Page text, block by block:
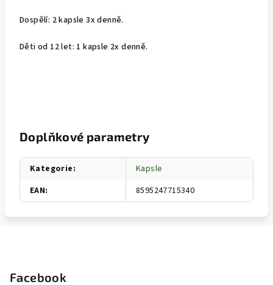
Dospělí: 2 kapsle 3x denně.
Děti od 12 let: 1 kapsle 2x denně.
Doplňkové parametry
Kategorie:
Kapsle
EAN: 8595247715340
Facebook